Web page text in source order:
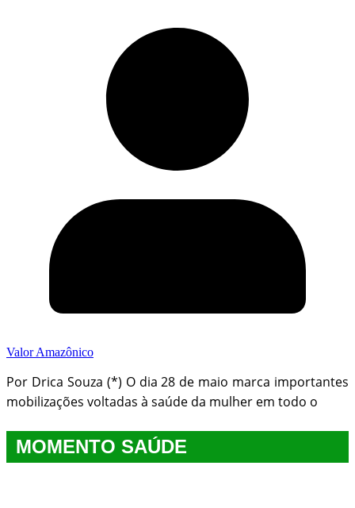
Valor Amazônico
Por Drica Souza (*) O dia 28 de maio marca importantes
mobilizações voltadas à saúde da mulher em todo o
MOMENTO SAÚDE